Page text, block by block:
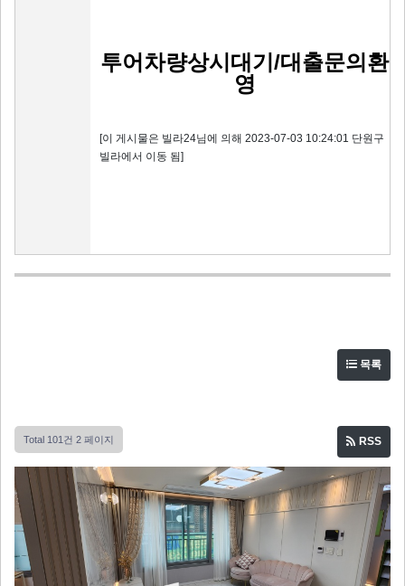
투어차량상시대기/대출문의환
영
[이 게시물은 빌라24님에 의해 2023-07-03 10:24:01 단원구
빌라에서 이동 됨]
목록
Total 101건 2 페이지 RSS